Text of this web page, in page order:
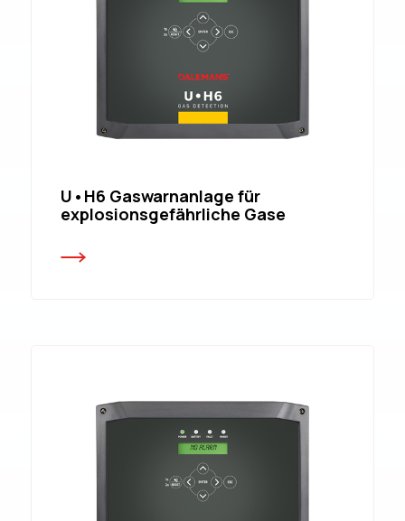
U•H6 Gaswarnanlage für
explosionsgefährliche Gase